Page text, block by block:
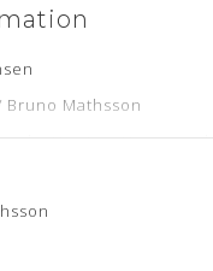
Bruno Mathsson
150/200/250 cm og